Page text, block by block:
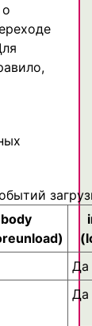
body
Да
Да